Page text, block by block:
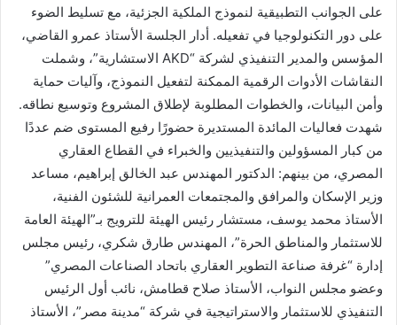
على الجوانب التطبيقية لنموذج الملكية الجزئية، مع تسليط الضوء
على دور التكنولوجيا في تفعيله. أدار الجلسة الأستاذ عمرو القاضي،
المؤسس والمدير التنفيذي لشركة “AKD الاستشارية”، وشملت
النقاشات الأدوات الرقمية الممكنة لتفعيل النموذج، وآليات حماية
وأمن البيانات، والخطوات المطلوبة لإطلاق المشروع وتوسيع نطاقه.
شهدت فعاليات المائدة المستديرة حضورًا رفيع المستوى ضم عددًا
من كبار المسؤولين والتنفيذيين والخبراء في القطاع العقاري
المصري، من بينهم: الدكتور المهندس عبد الخالق إبراهيم، مساعد
وزير الإسكان والمرافق والمجتمعات العمرانية للشئون الفنية،
الأستاذ محمد يوسف، مستشار رئيس الهيئة للترويج بـ”الهيئة العامة
للاستثمار والمناطق الحرة”، المهندس طارق شكري، رئيس مجلس
إدارة “غرفة صناعة التطوير العقاري باتحاد الصناعات المصري”
وعضو مجلس النواب، الأستاذ صلاح قطامش، نائب أول الرئيس
التنفيذي للاستثمار والاستراتيجية في شركة “مدينة مصر”، الأستاذ